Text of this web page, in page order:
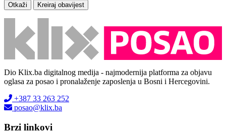
Otkaži Kreiraj obavijest
Dio Klix.ba digitalnog medija - najmodernija platforma za objavu
oglasa za posao i pronalaženje zaposlenja u Bosni i Hercegovini.
+387 33 263 252
posao@klix.ba
Brzi linkovi